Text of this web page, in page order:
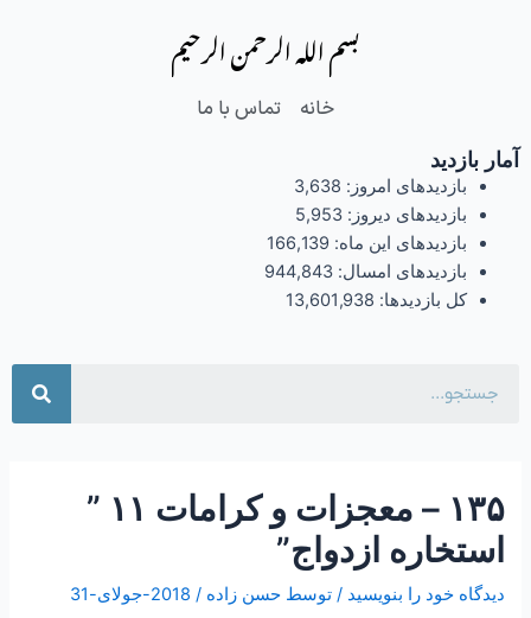
بسم الله الرحمن الرحیم
خانه تماس با ما
آمار بازدید
بازدیدهای امروز: 3,638
بازدیدهای دیروز: 5,953
بازدیدهای این ماه: 166,139
بازدیدهای امسال: 944,843
کل بازدیدها: 13,601,938
۱۳۵ – معجزات و کرامات ۱۱ ”
استخاره ازدواج”
دیدگاه‌ خود را بنویسید / توسطحسن زاده/ 2018-جولای-31